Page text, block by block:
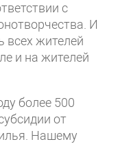
с
И
всех жителей
и на жителей
более 500
от
Нашему